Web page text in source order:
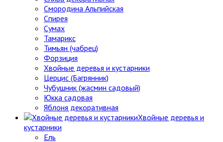
Смородина Альпийская
Спирея
Сумах
Тамарикс
Тимьян (чабрец)
Форзиция
Хвойные деревья и кустарники
Церцис (Багрянник)
Чубушник (жасмин садовый)
Юкка садовая
Яблоня декоративная
Хвойные деревья и
кустарники
Ель